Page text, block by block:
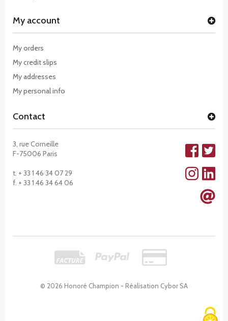
© 2026 Honoré Champion - Réalisation Cybor SA
My account
My orders
My credit slips
My addresses
My personal info
Contact
3, rue Corneille
F-75006 Paris
t. + 33 1 46 34 07 29
f. + 33 1 46 34 64 06